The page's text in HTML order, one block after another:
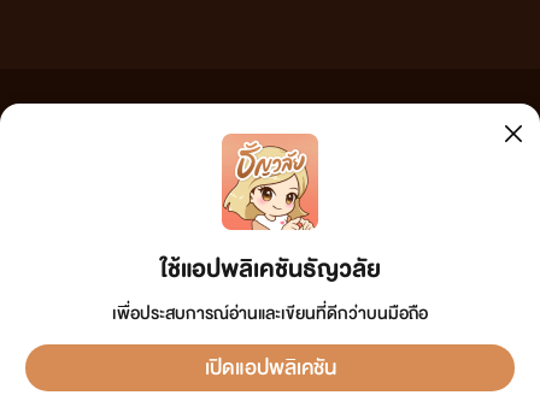
ใช้แอปพลิเคชันธัญวลัย
เพื่อประสบการณ์อ่านและเขียนที่ดีกว่าบนมือถือ
เปิดแอปพลิเคชัน
เว็บไซต์แห่งนี้ไม่ได้เห็นด้วยและไม่ขอรับผิดชอบต่อข้อความใดๆ ทั้งสิ้น ดังนั้นผู้อ่านทุกท่านโปรดใช้
วิจารณญาณในการกลั่นกรองด้วยตนเอง และหากท่านพบข้อความใดๆ ที่ขัดต่อกฎหมายและศีลธรรม
เพื่อทีมงานจะได้ดำเนินการในทันที ทั้งนี้ ทางเว็บไซต์ขอสงวน
ลิขสิทธิ์ตามพระราชบัญญัติลิขสิทธิ์ (ฉบับเพิ่มเติม) พ.ศ.2558